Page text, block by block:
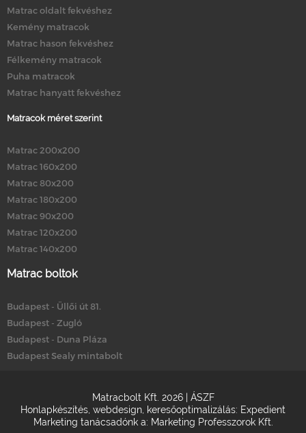
Matrac oldalt fekvéshez
Kemény matracok
Matrac hason fekvéshez
Félkemény matracok
Puha matracok
Matrac hanyatt fekvéshez
Matracok méret szerint
Matrac 200x200
Matrac 160x200
Matrac 80x200
Matrac 180x200
Matrac 90x200
Matrac 120x200
Matrac 140x200
Matrac boltok
Budapest - Üllői út 81.
Budapest - Zugló
Budapest - Duna Pláza
Budapest Sealy mintabolt
Matracbolt Kft. 2026 | ÁSZF
Honlapkészítés webdesign keresőoptimalizálás: Expedient
Marketing tanácsadónk a: Marketing Professzorok Kft.